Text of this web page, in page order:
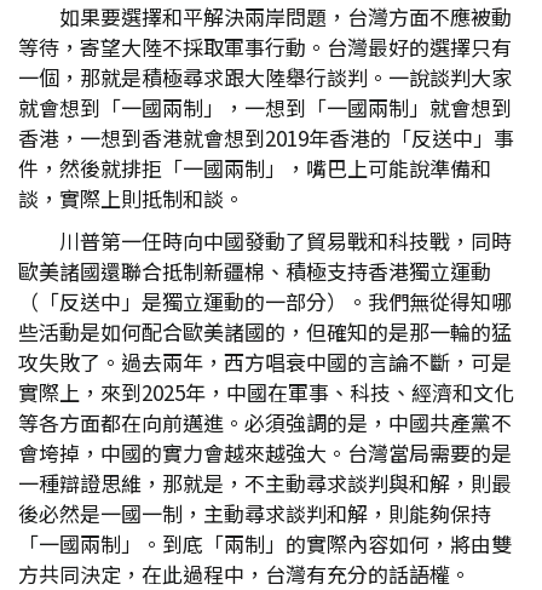
如果要選擇和平解決兩岸問題，台灣方面不應被動
等待，寄望大陸不採取軍事行動。台灣最好的選擇只有
一個，那就是積極尋求跟大陸舉行談判。一說談判大家
就會想到「一國兩制」，一想到「一國兩制」就會想到
香港，一想到香港就會想到2019年香港的「反送中」事
件，然後就排拒「一國兩制」，嘴巴上可能說準備和
談，實際上則抵制和談。
川普第一任時向中國發動了貿易戰和科技戰，同時
歐美諸國還聯合抵制新疆棉、積極支持香港獨立運動
（「反送中」是獨立運動的一部分）。我們無從得知哪
些活動是如何配合歐美諸國的，但確知的是那一輪的猛
攻失敗了。過去兩年，西方唱衰中國的言論不斷，可是
實際上，來到2025年，中國在軍事、科技、經濟和文化
等各方面都在向前邁進。必須強調的是，中國共產黨不
會垮掉，中國的實力會越來越強大。台灣當局需要的是
一種辯證思維，那就是，不主動尋求談判與和解，則最
後必然是一國一制，主動尋求談判和解，則能夠保持
「一國兩制」。到底「兩制」的實際內容如何，將由雙
方共同決定，在此過程中，台灣有充分的話語權。